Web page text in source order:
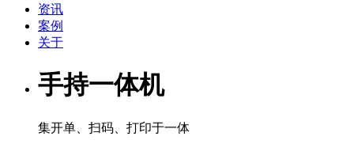
资讯
案例
关于
手持一体机
集开单、扫码、打印于一体